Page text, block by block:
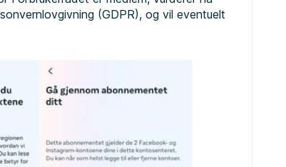
(GDPR), og vil eventuelt